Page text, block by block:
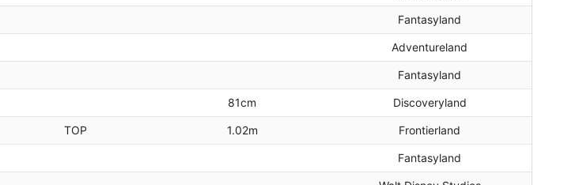
Fantasyland
Adventureland
Fantasyland
81cm Discoveryland
TOP 1.02m Frontierland
Fantasyland